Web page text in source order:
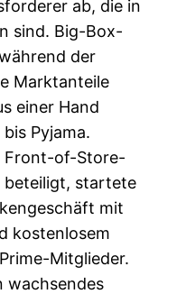
ab, die in
sind. Big-Box-
der
Marktanteile
einer Hand
Pyjama.
Front-of-Store-
beteiligt, startete
mit
kostenlosem
Mitglieder.
wachsendes